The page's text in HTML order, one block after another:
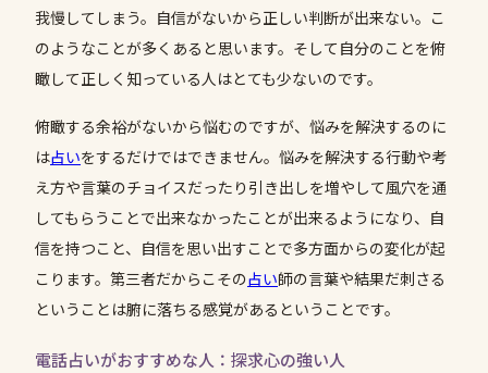
我慢してしまう。自信がないから正しい判断が出来ない。こ
のようなことが多くあると思います。そして自分のことを俯
瞰して正しく知っている人はとても少ないのです。
俯瞰する余裕がないから悩むのですが、悩みを解決するのに
は占いをするだけではできません。悩みを解決する行動や考
え方や言葉のチョイスだったり引き出しを増やして風穴を通
してもらうことで出来なかったことが出来るようになり、自
信を持つこと、自信を思い出すことで多方面からの変化が起
こります。第三者だからこその占い師の言葉や結果だ刺さる
ということは腑に落ちる感覚があるということです。
電話占いがおすすめな人：探求心の強い人